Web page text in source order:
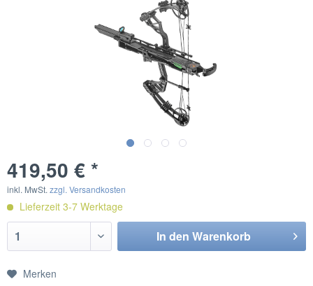
419,50 € *
inkl. MwSt. zzgl. Versandkosten
Lieferzeit 3-7 Werktage
In den Warenkorb
Merken